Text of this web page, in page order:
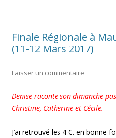
Finale Régionale à
(11-12 Mars 2017)
Laisser un commentaire
Denise raconte son dimanche
Christine, Catherine et Cécile.
J’ai retrouvé les 4 C. en bonne